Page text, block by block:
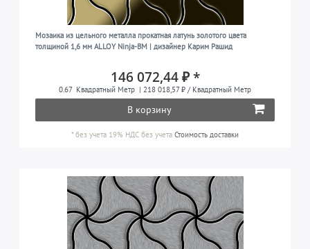
Мозаика из цельного металла прокатная латунь золотого цвета
толщиной 1,6 мм ALLOY Ninja-BM | дизайнер Карим Рашид
146 072,44 ₽ *
0.67 Квадратный Метр | 218 018,57 ₽ / Квадратный Метр
В корзину
*без учета 19% НДС без учета Стоимость доставки